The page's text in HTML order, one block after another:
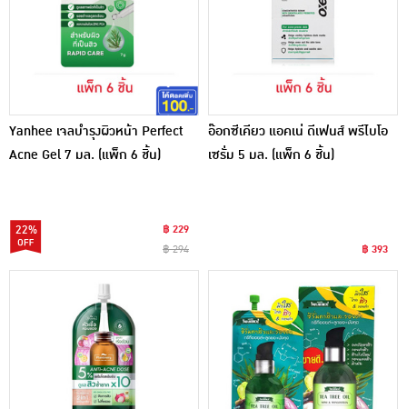
Yanhee เจลบำรุงผิวหน้า Perfect
Acne Gel 7 มล. (แพ็ก 6 ชิ้น)
22%
฿ 229
฿ 294
อ๊อกซีเคียว แอคเน่ ดีเฟนส์ พรีไบโอ
เซรั่ม 5 มล. (แพ็ก 6 ชิ้น)
฿ 393